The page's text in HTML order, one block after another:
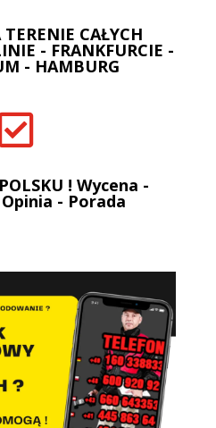
CAŁYCH
- FRANKFURCIE -
- HAMBURG

! Wycena -
- Porada